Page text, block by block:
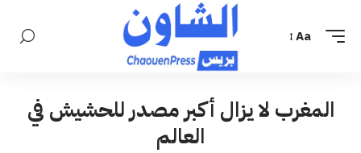
Aa
المغرب لا يزال أكبر مصدر للحشيش في
العالم